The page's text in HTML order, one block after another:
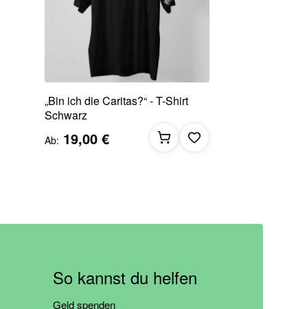
„Bin ich die Caritas?“ - T-Shirt
Schwarz
Ab 19,00 €
So kannst du helfen
Geld spenden